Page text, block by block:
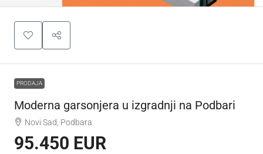
PRODAJA
Moderna garsonjera u izgradnji na Podbari
Novi Sad, Podbara
95.450 EUR